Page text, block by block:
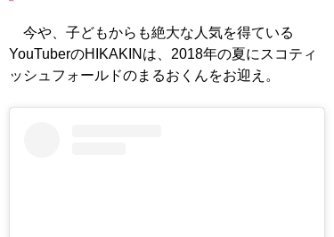
今や、子どもからも絶大な人気を得ている
YouTuberのHIKAKINは、2018年の夏にスコティ
ッシュフォールドのまるおくんをお迎え。